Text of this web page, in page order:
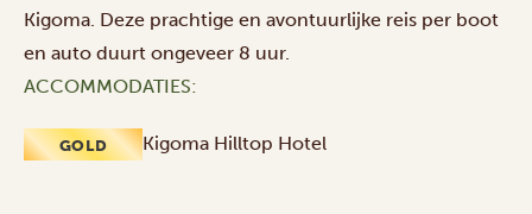
Kigoma. Deze prachtige en avontuurlijke reis per boot
en auto duurt ongeveer 8 uur.
ACCOMMODATIES:
GOLD Kigoma Hilltop Hotel